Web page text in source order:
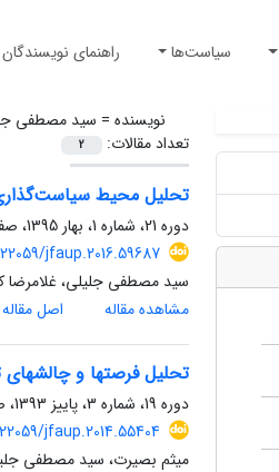
سیاست‌ها راهنمای نویسندگان
نویسنده = سید مصطفی
تعداد مقالات:
2
تحلیل محیط
دوره 21، شماره 1، بهار 1395، صفحه
jfaup.2016.59687
سید مصطفی جلیلی، غلامرضا
مشاهده مقاله
اصل مقاله
تحلیل فرصت‏ها و چالش‏های
دوره 19، شماره 3، پاییز 1393، صفحه
jfaup.2014.55404
میثم بصیرت، سید مصطفی